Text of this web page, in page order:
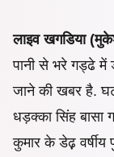
लाइव खगडिया
पानी से भरे गड्ढे में
जाने की खबर है.
धड़क्का सिंह बासा
कुमार के डेढ़़ वर्षीय